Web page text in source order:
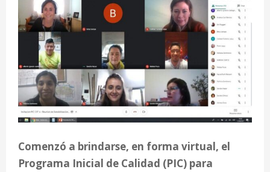
Comenzó a brindarse, en forma virtual, el
Programa Inicial de Calidad (PIC) para